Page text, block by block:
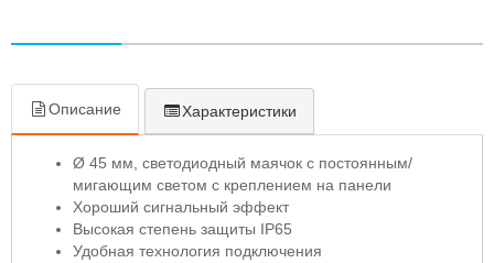
Описание Характеристики
Ø 45 мм, светодиодный маячок с постоянным/
мигающим светом с креплением на панели
Хороший сигнальный эффект
Высокая степень защиты IP65
Удобная технология подключения